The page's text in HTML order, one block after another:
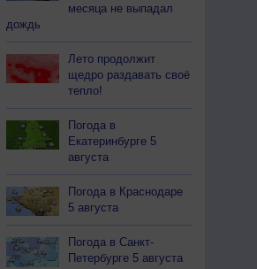
месяца не выпадал
дождь
Лето продолжит
щедро раздавать своё
тепло!
Погода в
Екатеринбурге 5
августа
Погода в Краснодаре
5 августа
Погода в Санкт-
Петербурге 5 августа